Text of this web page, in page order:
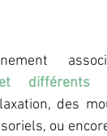
et différents
des
ou